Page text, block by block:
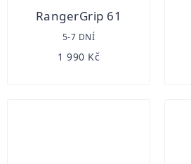
RangerGrip 61
5-7 DNÍ
1 990 Kč